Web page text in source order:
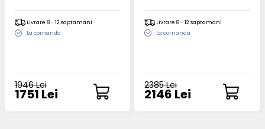
Livrare 8 - 12 saptamani
La comanda
1946 Lei
1751 Lei
Livrare 8 - 12 saptamani
La comanda
2385 Lei
2146 Lei